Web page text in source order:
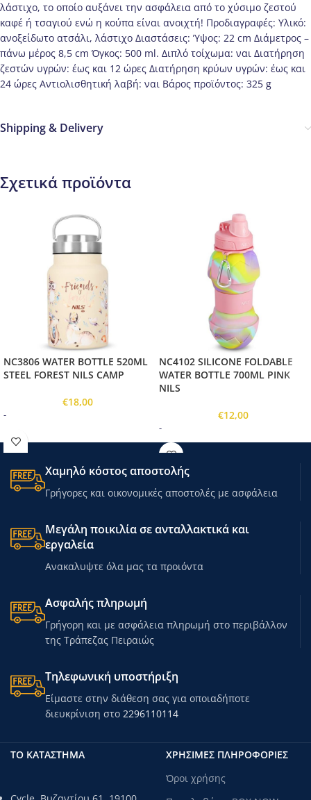
λάστιχο, το οποίο αυξάνει την ασφάλεια από το χύσιμο ζεστού
καφέ ή τσαγιού ενώ η κούπα είναι ανοιχτή! Προδιαγραφές: Υλικό:
ανοξείδωτο ατσάλι, λάστιχο Διαστάσεις: Ύψος: 22 cm Διάμετρος –
πάνω μέρος 8,5 cm Όγκος: 500 ml. Διπλό τοίχωμα: ναι Διατήρηση
ζεστών υγρών: έως και 12 ώρες Διατήρηση κρύων υγρών: έως και
24 ώρες Αντιολισθητική λαβή: ναι Βάρος προϊόντος: 325 g
Shipping & Delivery
Σχετικά προϊόντα
NC3806 WATER BOTTLE 520ML
STEEL FOREST NILS CAMP
€18,00
-
NC4102 SILICONE FOLDABLE
WATER BOTTLE 700ML PINK
NILS
€12,00
-
Χαμηλό κόστος αποστολής
Γρήγορες και οικονομικές αποστολές με ασφάλεια
Μεγάλη ποικιλία σε ανταλλακτικά και
εργαλεία
Ανακαλυψτε όλα μας τα προιόντα
Ασφαλής πληρωμή
Γρήγορη και με ασφάλεια πληρωμή στο περιβάλλον
της Τράπεζας Πειραιώς
Τηλεφωνική υποστήριξη
Είμαστε στην διάθεση σας για οποιαδήποτε
διευκρίνιση στο 2296110114
ΤΟ ΚΑΤΑΣΤΗΜΑ
ΧΡΗΣΙΜΕΣ ΠΛΗΡΟΦΟΡΙΕΣ
Όροι χρήσης